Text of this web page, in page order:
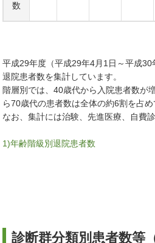
数
平成29年度（平成29年4月1日～平成
退院患者数を集計しています。
階層別では、40歳代から入院患者数が
ら70歳代の患者数は全体の約6割を占め
なお、集計には治験、先進医療、自費
1)年齢階級別退院患者数
診断群分類別患者数等